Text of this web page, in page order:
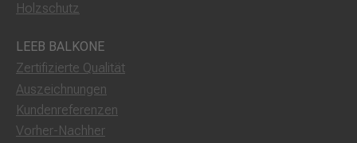
Holzschutz
LEEB BALKONE
Zertifizierte Qualität
Auszeichnungen
Kundenreferenzen
Vorher-Nachher